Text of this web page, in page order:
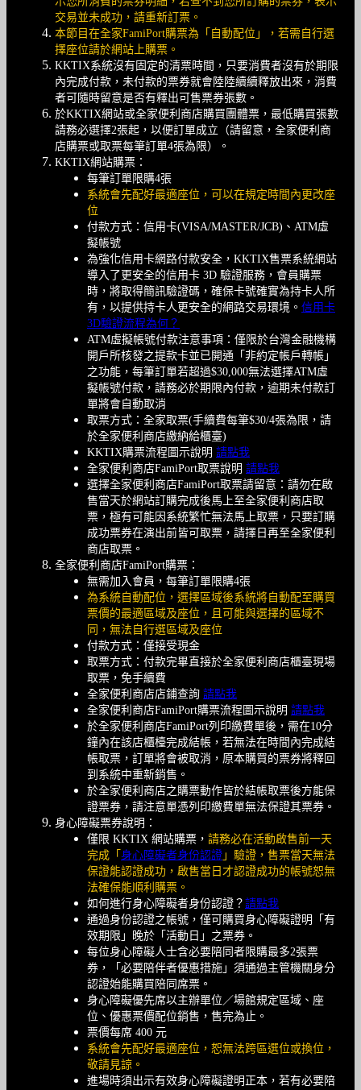
交易並未成功，請重新訂票。
本節目在全家FamiPort購票為「自動配位」，若需自行選
擇座位請於網站上購票。
KKTIX系統沒有固定的清票時間，只要消費者沒有於期限
內完成付款，未付款的票券就會陸陸續續釋放出來，消費
者可隨時留意是否有釋出可售票券張數。
於KKTIX網站或全家便利商店購買團體票，最低購買張數
請務必選擇2張起，以便訂單成立（請留意，全家便利商
店購票或取票每筆訂單4張為限）。
KKTIX網站購票：
每筆訂單限購4張
系統會先配好最適座位，可以在規定時間內更改座
位
付款方式：信用卡(VISA/MASTER/JCB)、ATM虛
擬帳號
為強化信用卡網路付款安全，KKTIX售票系統網站
導入了更安全的信用卡 3D 驗證服務，會員購票
時，將取得簡訊驗證碼，確保卡號確實為持卡人所
有，以提供持卡人更安全的網路交易環境。 信用卡
3D驗證流程為何？
ATM虛擬帳號付款注意事項：僅限於台灣金融機構
開戶所核發之提款卡並已開通「非約定帳戶轉帳」
之功能，每筆訂單若超過$30,000無法選擇ATM虛
擬帳號付款，請務必於期限內付款，逾期未付款訂
單將會自動取消
取票方式：全家取票(手續費每筆$30/4張為限，請
於全家便利商店繳納給櫃臺)
KKTIX購票流程圖示說明 請點我
全家便利商店FamiPort取票說明 請點我
選擇全家便利商店FamiPort取票請留意：請勿在啟
售當天於網站訂購完成後馬上至全家便利商店取
票，極有可能因系統繁忙無法馬上取票，只要訂購
成功票券在演出前皆可取票，請擇日再至全家便利
商店取票。
全家便利商店FamiPort購票：
無需加入會員，每筆訂單限購4張
為系統自動配位，選擇區域後系統將自動配至購買
票價的最適區域及座位，且可能與選擇的區域不
同，無法自行選區域及座位
付款方式：僅接受現金
取票方式：付款完畢直接於全家便利商店櫃臺現場
取票，免手續費
全家便利商店店鋪查詢 請點我
全家便利商店FamiPort購票流程圖示說明 請點我
於全家便利商店FamiPort列印繳費單後，需在10分
鐘內在該店櫃檯完成結帳，若無法在時間內完成結
帳取票，訂單將會被取消，原本購買的票券將釋回
到系統中重新銷售。
於全家便利商店之購票動作皆於結帳取票後方能保
證票券，請注意單憑列印繳費單無法保證其票券。
身心障礙票券說明：
僅限 KKTIX 網站購票， 請務必在活動啟售前一天
完成「 身心障礙者身份認證 」驗證，售票當天無法
保證能認證成功，啟售當日才認證成功的帳號恕無
法確保能順利購票。
如何進行身心障礙者身份認證？ 請點我
通過身份認證之帳號，僅可購買身心障礙證明「有
效期限」晚於「活動日」之票券。
每位身心障礙人士含必要陪同者限購最多2張票
券，「必要陪伴者優惠措施」須通過主管機關身分
認證始能購買陪同席票。
身心障礙優先席以主辦單位／場館規定區域、座
位、優惠票價配位銷售，售完為止。
票價每席 400 元
系統會先配好最適座位，恕無法跨區選位或換位，
敬請見諒。
進場時須出示有效身心障礙證明正本，若有必要陪